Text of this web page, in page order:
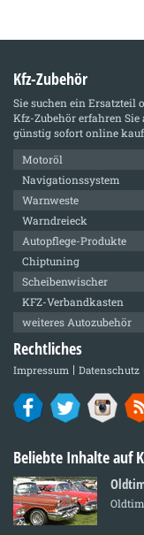
Kfz-Zubehör
Sie suchen ein Ersatzteil
Kfz-Zubehörerfahren
günstig sofort online
Motoröl
Navigationssystem
Warnweste
Warndreieck
Autopflege-Produkte
Chiptuning
Scheibenwischer
KFZ-Verbandkasten
weiteres Autozubehör
Rechtliches
Impressum Datenschutz
Beliebte Inhalte auf